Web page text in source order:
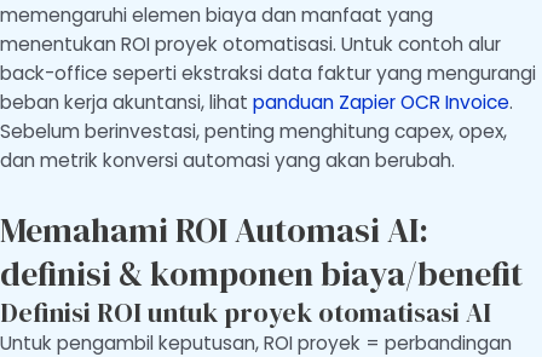
memengaruhi elemen biaya dan manfaat yang
menentukan ROI proyek otomatisasi. Untuk contoh alur
back-office seperti ekstraksi data faktur yang mengurangi
beban kerja akuntansi, lihat panduan Zapier OCR Invoice.
Sebelum berinvestasi, penting menghitung capex, opex,
dan metrik konversi automasi yang akan berubah.
Memahami ROI Automasi AI:
definisi & komponen biaya/benefit
Definisi ROI untuk proyek otomatisasi AI
Untuk pengambil keputusan, ROI proyek = perbandingan